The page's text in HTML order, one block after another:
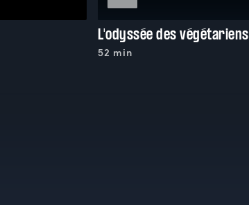
L'odyssée des végétariens
52 min